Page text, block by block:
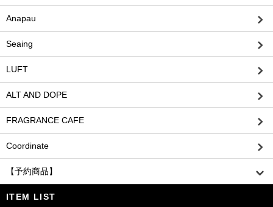
Anapau
Seaing
LUFT
ALT AND DOPE
FRAGRANCE CAFE
Coordinate
【予約商品】
ITEM LIST